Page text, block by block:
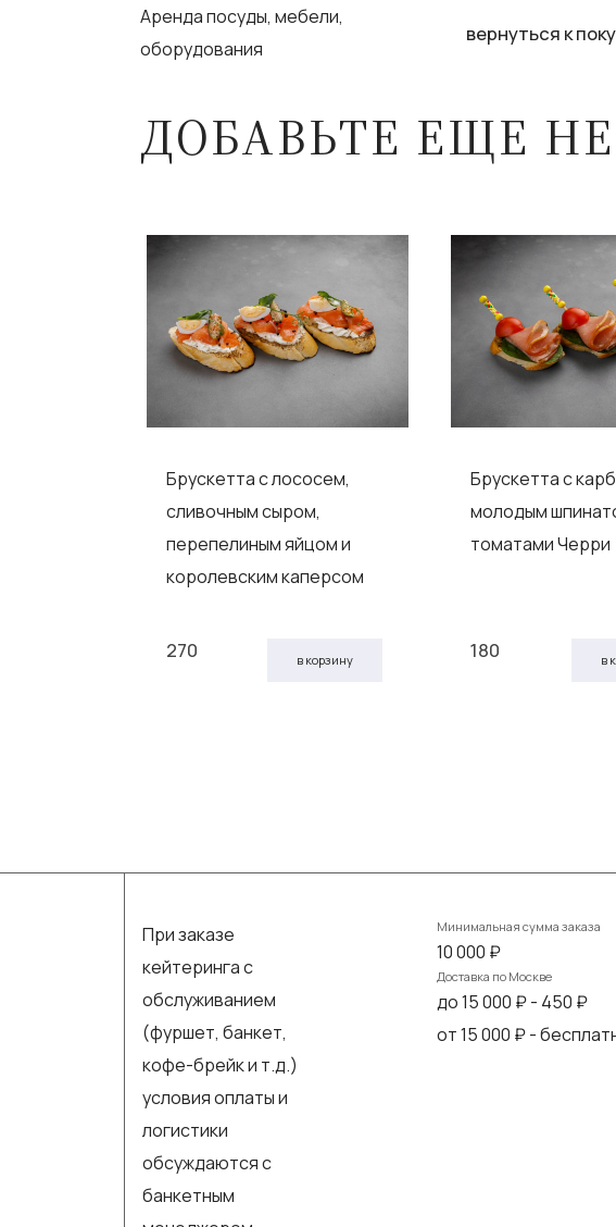
Аренда посуды, мебели,
оборудования
вернуться к
ДОБАВЬТЕ ЕЩЕ
Брускетта с лососем,
сливочным сыром,
перепелиным яйцом и
королевским каперсом
270 в корзину
Брускетта с
молодым
томатами Черри
180 в
При заказе
кейтеринга с
обслуживанием
(фуршет, банкет,
кофе-брейк и т.д.)
условия оплаты и
логистики
обсуждаются с
банкетным
Минимальная сумма заказа
10 000 ₽
Доставка по Москве
до 15 000 ₽ - 450 ₽
от 15 000 ₽ -